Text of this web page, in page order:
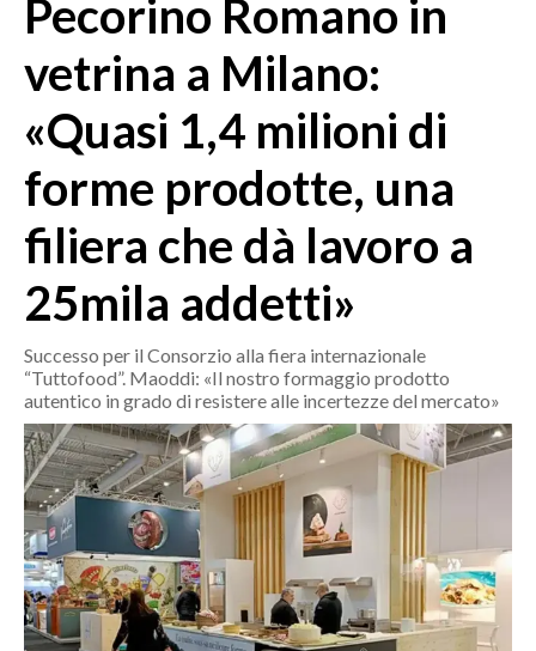
MEDIO CAMPIDANO
SASSARI E PROVINCIA
GALLURA
NUORO E PROVINCIA
OGLIASTRA
AGENDA
CRONACA
ITALIA
MONDO
ECONOMIA
SERVIZI ALLE IMPRESE
LAVORO
BANDI
Pecorino Romano in
vetrina a Milano:
«Quasi 1,4 milioni di
forme prodotte, una
filiera che dà lavoro a
25mila addetti»
Successo per il Consorzio alla fiera internazionale
“Tuttofood”. Maoddi: «Il nostro formaggio prodotto
autentico in grado di resistere alle incertezze del mercato»